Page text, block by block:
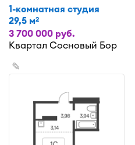
1-комнатная студия
29,5 м2
3 700 000 руб.
Квартал Сосновый Бор
✎